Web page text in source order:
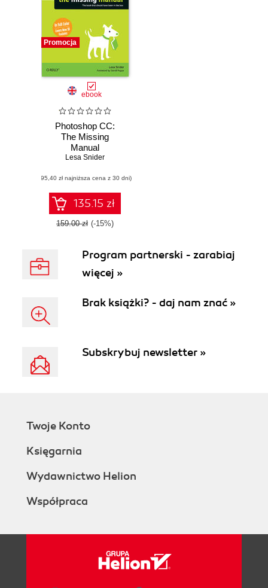
Promocja
ebook
Photoshop CC:
The Missing
Manual
Lesa Snider
(95,40 zł najniższa cena z 30 dni)
135.15 zł
159.00 zł (-15%)
Program partnerski - zarabiaj
więcej »
Brak książki? - daj nam znać »
Subskrybuj newsletter »
Twoje Konto
Księgarnia
Wydawnictwo Helion
Współpraca